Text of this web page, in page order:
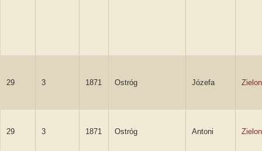
29 3 1871 Ostróg Józefa
29 3 1871 Ostróg Antoni